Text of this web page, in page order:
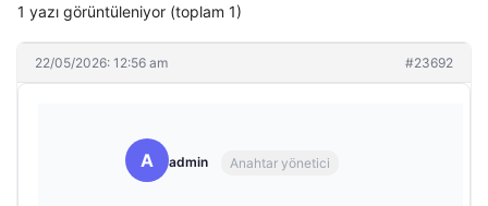
1 yazı görüntüleniyor (toplam 1)
22/05/2026: 12:56 am #23692
A admin Anahtar yönetici